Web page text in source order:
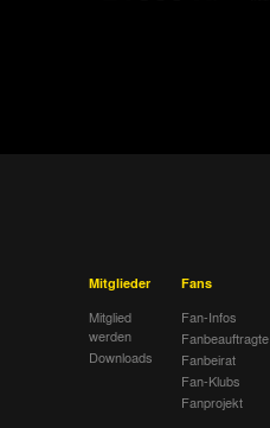
Mitglieder
Mitglied
werden
Downloads
Fans
Fan-Infos
Fanbeauftragte
Fanbeirat
Fan-Klubs
Fanprojekt